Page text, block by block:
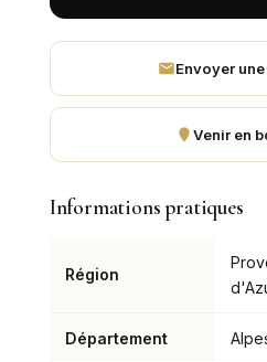
Envoyer
Venir en
Informations pratiques
Région
Département